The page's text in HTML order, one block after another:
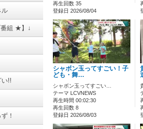
ル
組 ★】↓
い!!
！
再生回数 35
登録日 2026/08/04
シャボン玉ってすごい！子
ども・舞…
シャボン玉ってすごい…
テーマ LCVNEWS
再生時間 00:02:30
再生回数 8
登録日 2026/08/03